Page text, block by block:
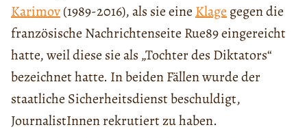
Karimov(1989-2016), als sie eine Klage gegen die
französische Nachrichtenseite Rue89 eingereicht
hatte, weil diese sie als „Tochter des Diktators“
bezeichnet hatte. In beiden Fällen wurde der
staatliche Sicherheitsdienst beschuldigt,
JournalistInnen rekrutiert zu haben.